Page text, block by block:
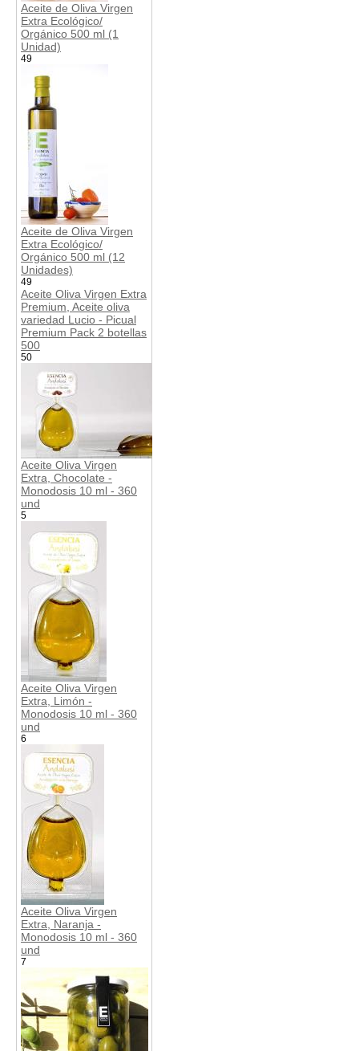
Aceite de Oliva Virgen
Extra Ecológico/
Orgánico 500 ml (1
Unidad)
49
Aceite de Oliva Virgen
Extra Ecológico/
Orgánico 500 ml (12
Unidades)
49
Aceite Oliva Virgen Extra
Premium, Aceite oliva
variedad Lucio - Picual
Premium Pack 2 botellas
500
50
Aceite Oliva Virgen
Extra, Chocolate -
Monodosis 10 ml - 360
und
5
Aceite Oliva Virgen
Extra, Limón -
Monodosis 10 ml - 360
und
6
Aceite Oliva Virgen
Extra, Naranja -
Monodosis 10 ml - 360
und
7